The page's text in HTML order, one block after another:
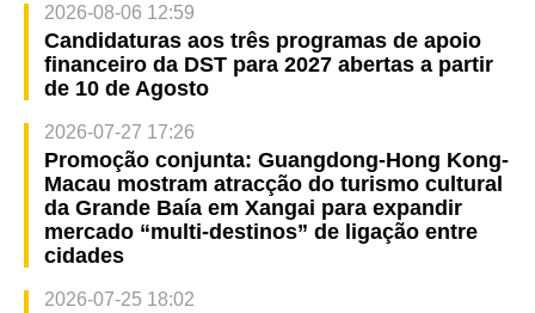
2026-08-06 12:59
Candidaturas aos três programas de apoio
financeiro da DST para 2027 abertas a partir
de 10 de Agosto
2026-07-27 17:26
Promoção conjunta: Guangdong-Hong Kong-
Macau mostram atracção do turismo cultural
da Grande Baía em Xangai para expandir
mercado “multi-destinos” de ligação entre
cidades
2026-07-25 18:02